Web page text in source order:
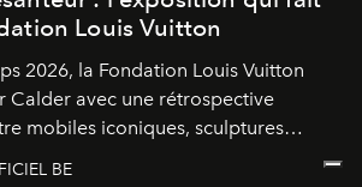
Louis Vuitton
2026, la Fondation Louis Vuitton
Calder avec une rétrospective
mobiles iconiques, sculptures
du mouvement, l'artiste
BE